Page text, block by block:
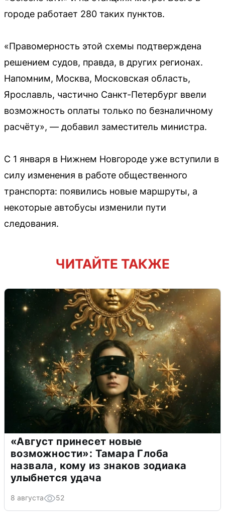
городе работает 280 таких пунктов.
«Правомерность этой схемы подтверждена
решением судов, правда, в других регионах.
Напомним, Москва, Московская область,
Ярославль, частично Санкт-Петербург ввели
возможность оплаты только по безналичному
расчёту», — добавил заместитель министра.
С 1 января в Нижнем Новгороде уже вступили в
силу изменения в работе общественного
транспорта: появились новые маршруты, а
некоторые автобусы изменили пути
следования.
ЧИТАЙТЕ ТАКЖЕ
«Август принесет новые
возможности»: Тамара Глоба
назвала, кому из знаков зодиака
улыбнется удача
8 августа 52